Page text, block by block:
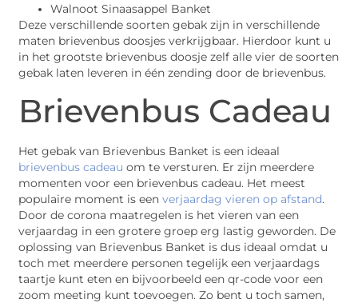
Walnoot Sinaasappel Banket
Deze verschillende soorten gebak zijn in verschillende
maten brievenbus doosjes verkrijgbaar. Hierdoor kunt u
in het grootste brievenbus doosje zelf alle vier de soorten
gebak laten leveren in één zending door de brievenbus.
Brievenbus Cadeau
Het gebak van Brievenbus Banket is een ideaal
brievenbus cadeau om te versturen. Er zijn meerdere
momenten voor een brievenbus cadeau. Het meest
populaire moment is eenverjaardag vieren op afstand.
Door de corona maatregelen is het vieren van een
verjaardag in een grotere groep erg lastig geworden. De
oplossing van Brievenbus Banket is dus ideaal omdat u
toch met meerdere personen tegelijk een verjaardags
taartje kunt eten en bijvoorbeeld een qr-code voor een
zoom meeting kunt toevoegen. Zo bent u toch samen,